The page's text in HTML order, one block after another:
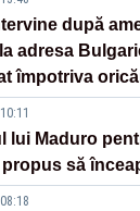
după
adresa
împotriva
lui Maduro
să